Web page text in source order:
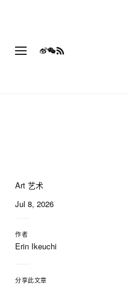
Art 艺术
Jul 8, 2026
作者
Erin Ikeuchi
分享此文章